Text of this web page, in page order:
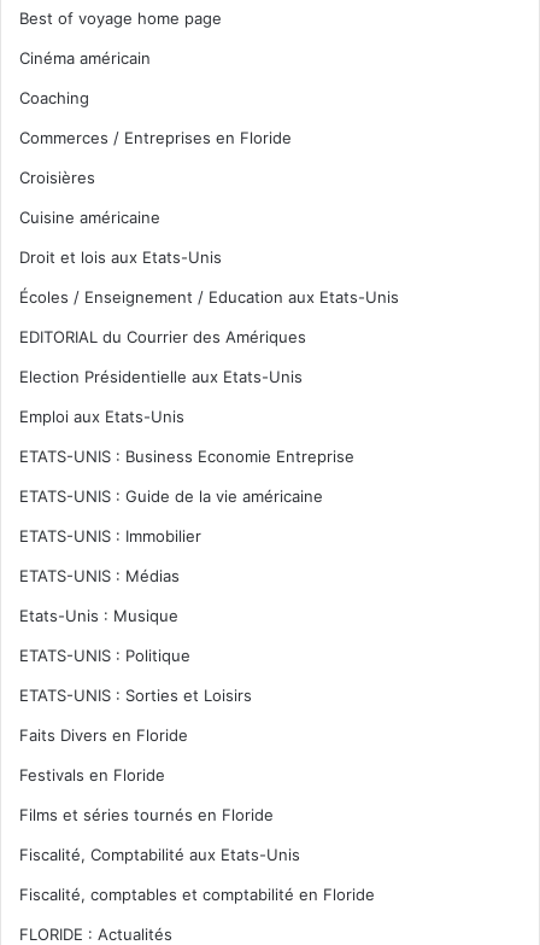
Best of voyage home page
Cinéma américain
Coaching
Commerces / Entreprises en Floride
Croisières
Cuisine américaine
Droit et lois aux Etats-Unis
Écoles / Enseignement / Education aux Etats-Unis
EDITORIAL du Courrier des Amériques
Election Présidentielle aux Etats-Unis
Emploi aux Etats-Unis
ETATS-UNIS : Business Economie Entreprise
ETATS-UNIS : Guide de la vie américaine
ETATS-UNIS : Immobilier
ETATS-UNIS : Médias
Etats-Unis : Musique
ETATS-UNIS : Politique
ETATS-UNIS : Sorties et Loisirs
Faits Divers en Floride
Festivals en Floride
Films et séries tournés en Floride
Fiscalité, Comptabilité aux Etats-Unis
Fiscalité, comptables et comptabilité en Floride
FLORIDE : Actualités